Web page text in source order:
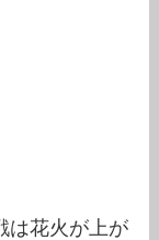
は花火が上が